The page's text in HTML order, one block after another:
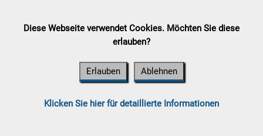
11.08:Diese Webseite verwendet Cookies. Möchten Sie diese
erlauben?
Erlauben Ablehnen
Klicken Sie hier für detaillierte Informationen